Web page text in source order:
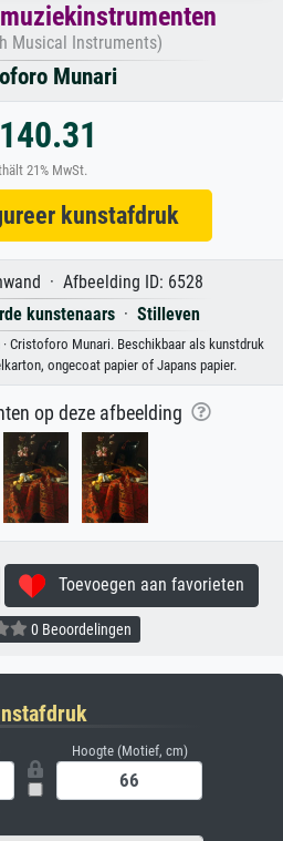
Musical Instruments)
Munari
21% MwSt.
kunstafdruk
· Afbeelding ID: 6528
kunstenaars · Stilleven
Cristoforo Munari. Beschikbaar als kunstdruk
ongecoat papier of Japans papier.
op deze afbeelding
Toevoegen aan favorieten
0 Beoordelingen
Hoogte (Motief, cm)